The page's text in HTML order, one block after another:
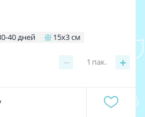
40 дней 15х3 см
− +
1 пак.